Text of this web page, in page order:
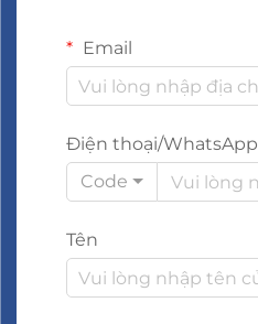
Email
Điện thoại/WhatsApp
Code
Tên